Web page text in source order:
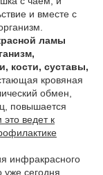
и вместе с
ламы
кости, суставы,
кровяная
обмен,
повышается
ведет к
инфракрасного
уже сегодня